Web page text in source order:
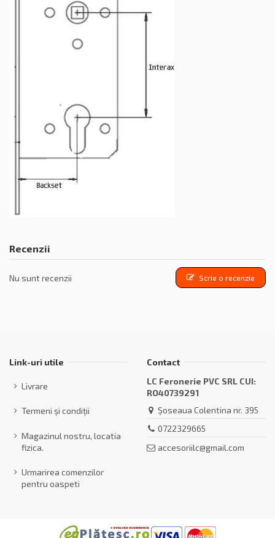
Recenzii
Nu sunt recenzii Scrie o recenzie
Link-uri utile
Livrare
Termeni și condiții
Magazinul nostru, locatia
fizica.
Urmarirea comenzilor
pentru oaspeti
Contact
LC Feronerie PVC SRL CUI:
RO40739291
Șoseaua Colentina nr. 395
0722329665
accesoriilc@gmail.com